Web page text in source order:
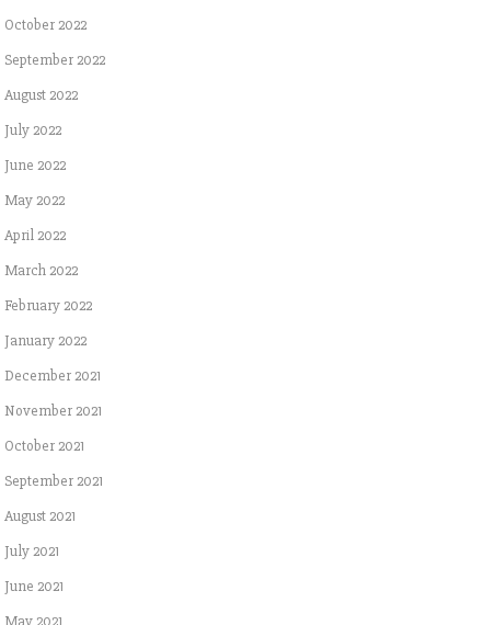
October 2022
September 2022
August 2022
July 2022
June 2022
May 2022
April 2022
March 2022
February 2022
January 2022
December 2021
November 2021
October 2021
September 2021
August 2021
July 2021
June 2021
May 2021